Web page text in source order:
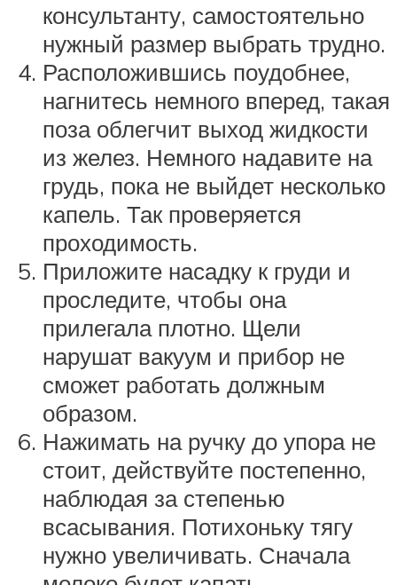
консультанту, самостоятельно
нужный размер выбрать трудно.
Расположившись поудобнее,
нагнитесь немного вперед, такая
поза облегчит выход жидкости
из желез. Немного надавите на
грудь, пока не выйдет несколько
капель. Так проверяется
проходимость.
Приложите насадку к груди и
проследите, чтобы она
прилегала плотно. Щели
нарушат вакуум и прибор не
сможет работать должным
образом.
Нажимать на ручку до упора не
стоит, действуйте постепенно,
наблюдая за степенью
всасывания. Потихоньку тягу
нужно увеличивать. Сначала